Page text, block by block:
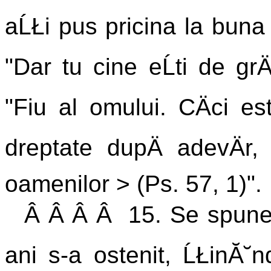
aĹŁi pus pricina la buna
"Dar tu cine eĹti de
"Fiu al omului. CÄci
dreptate dupÄ
oamenilor > (Ps. 57, 1)".
Â Â Â Â 15. Se
ani s-a ostenit,